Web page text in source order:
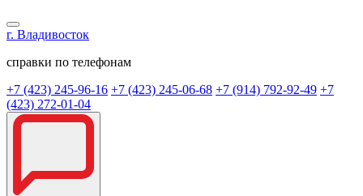
г. Владивосток
справки по телефонам
+7 (423) 245-96-16 +7 (423) 245-06-68 +7 (914) 792-92-49 +7
(423) 272-01-04